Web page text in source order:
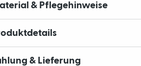
& Pflegehinweise
& Lieferung